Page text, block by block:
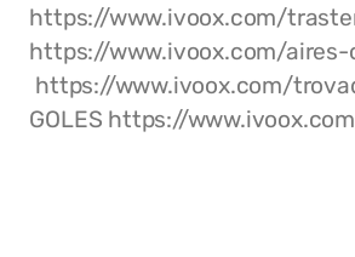
https://www.ivoox.com/
https://www.ivoox.com/
https://www.ivoox.com/
GOLES https://